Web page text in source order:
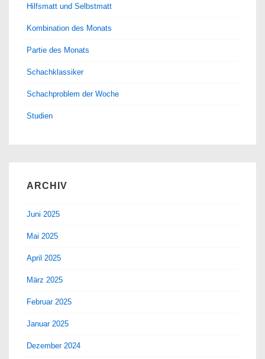
Hilfsmatt und Selbstmatt
Kombination des Monats
Partie des Monats
Schachklassiker
Schachproblem der Woche
Studien
ARCHIV
Juni 2025
Mai 2025
April 2025
März 2025
Februar 2025
Januar 2025
Dezember 2024